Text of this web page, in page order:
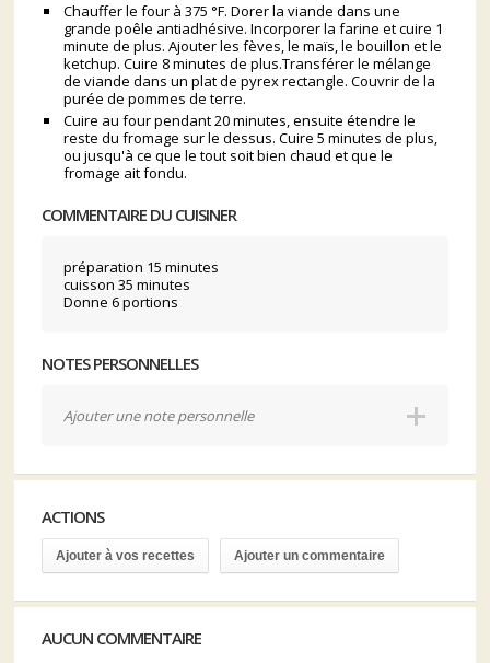
Chauffer le four à 375 °F. Dorer la viande dans une
grande poêle antiadhésive. Incorporer la farine et cuire 1
minute de plus. Ajouter les fèves, le maïs, le bouillon et le
ketchup. Cuire 8 minutes de plus.Transférer le mélange
de viande dans un plat de pyrex rectangle. Couvrir de la
purée de pommes de terre.
Cuire au four pendant 20 minutes, ensuite étendre le
reste du fromage sur le dessus. Cuire 5 minutes de plus,
ou jusqu'à ce que le tout soit bien chaud et que le
fromage ait fondu.
COMMENTAIRE DU CUISINER
préparation 15 minutes
cuisson 35 minutes
Donne 6 portions
NOTES PERSONNELLES
Ajouter une note personnelle
ACTIONS
Ajouter à vos recettes Ajouter un commentaire
AUCUN COMMENTAIRE